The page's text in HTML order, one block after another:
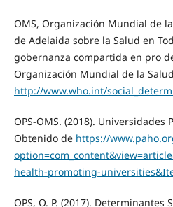
OMS, Organización Mundial de
de Adelaida sobre la Salud en
gobernanza compartida en pro
Organización Mundial de la
http://www.who.int/
OPS-OMS. (2018). Universidades
Obtenido de https://
health-promoting-
OPS, O. P. (2017). Determinantes